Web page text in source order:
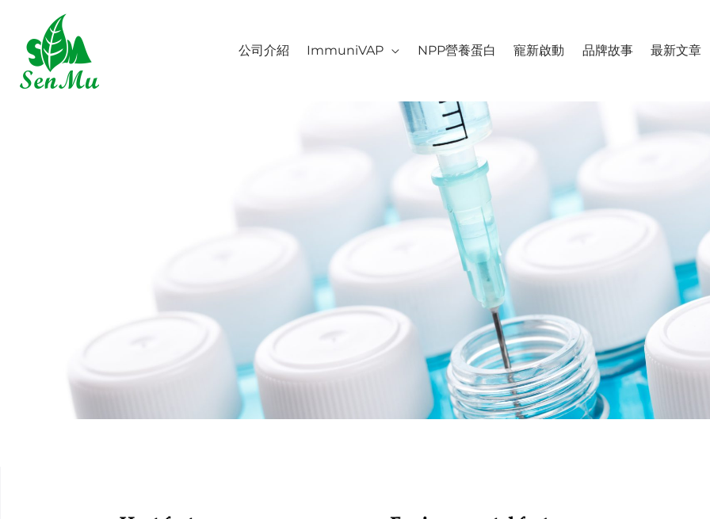
公司介紹 ImmuniVAP NPP營養蛋白 寵新啟動 品牌故事 最新文章